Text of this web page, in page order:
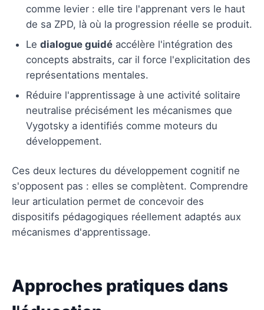
comme levier : elle tire l'apprenant vers le haut
de sa ZPD, là où la progression réelle se produit.
Le dialogue guidé accélère l'intégration des
concepts abstraits, car il force l'explicitation des
représentations mentales.
Réduire l'apprentissage à une activité solitaire
neutralise précisément les mécanismes que
Vygotsky a identifiés comme moteurs du
développement.
Ces deux lectures du développement cognitif ne
s'opposent pas : elles se complètent. Comprendre
leur articulation permet de concevoir des
dispositifs pédagogiques réellement adaptés aux
mécanismes d'apprentissage.
Approches pratiques dans